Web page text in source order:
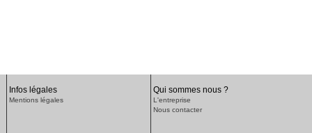
Infos légales
Mentions légales
Qui sommes nous ?
L'entreprise
Nous contacter